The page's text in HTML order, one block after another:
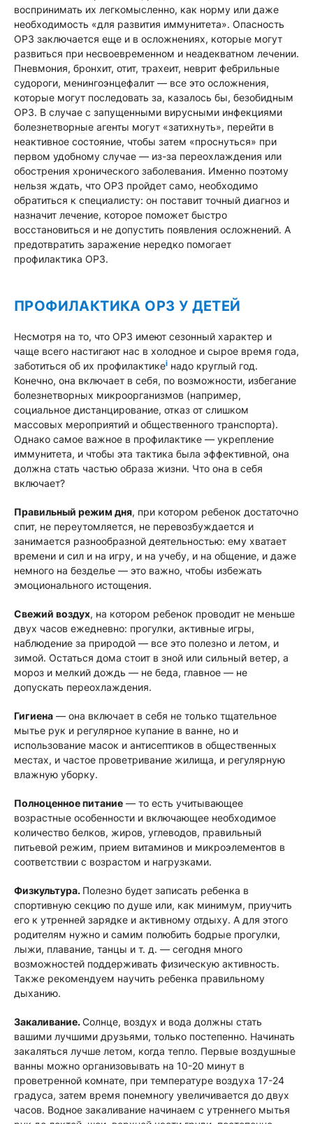
воспринимать их легкомысленно, как норму или даже
необходимость «для развития иммунитета». Опасность
ОРЗ заключается еще и в осложнениях, которые могут
развиться при несвоевременном и неадекватном лечении.
Пневмония, бронхит, отит, трахеит, неврит фебрильные
судороги, менингоэнцефалит — все это осложнения,
которые могут последовать за, казалось бы, безобидным
ОРЗ. В случае с запущенными вирусными инфекциями
болезнетворные агенты могут «затихнуть», перейти в
неактивное состояние, чтобы затем «проснуться» при
первом удобному случае — из-за переохлаждения или
обострения хронического заболевания. Именно поэтому
нельзя ждать, что ОРЗ пройдет само, необходимо
обратиться к специалисту: он поставит точный диагноз и
назначит лечение, которое поможет быстро
восстановиться и не допустить появления осложнений. А
предотвратить заражение нередко помогает
профилактика ОРЗ.
ПРОФИЛАКТИКА ОРЗ У ДЕТЕЙ
Несмотря на то, что ОРЗ имеют сезонный характер и
чаще всего настигают нас в холодное и сырое время года,
заботиться об их профилактикеi надо круглый год.
Конечно, она включает в себя, по возможности, избегание
болезнетворных микроорганизмов (например,
социальное дистанцирование, отказ от слишком
массовых мероприятий и общественного транспорта).
Однако самое важное в профилактике — укрепление
иммунитета, и чтобы эта тактика была эффективной, она
должна стать частью образа жизни. Что она в себя
включает?
Правильный режим дня, при котором ребенок достаточно
спит, не переутомляется, не перевозбуждается и
занимается разнообразной деятельностью: ему хватает
времени и сил и на игру, и на учебу, и на общение, и даже
немного на безделье — это важно, чтобы избежать
эмоционального истощения.
Свежий воздух, на котором ребенок проводит не меньше
двух часов ежедневно: прогулки, активные игры,
наблюдение за природой — все это полезно и летом, и
зимой. Остаться дома стоит в зной или сильный ветер, а
мороз и мелкий дождь — не беда, главное — не
допускать переохлаждения.
Гигиена — она включает в себя не только тщательное
мытье рук и регулярное купание в ванне, но и
использование масок и антисептиков в общественных
местах, и частое проветривание жилища, и регулярную
влажную уборку.
Полноценное питание — то есть учитывающее
возрастные особенности и включающее необходимое
количество белков, жиров, углеводов, правильный
питьевой режим, прием витаминов и микроэлементов в
соответствии с возрастом и нагрузками.
Физкультура. Полезно будет записать ребенка в
спортивную секцию по душе или, как минимум, приучить
его к утренней зарядке и активному отдыху. А для этого
родителям нужно и самим полюбить бодрые прогулки,
лыжи, плавание, танцы и т. д. — сегодня много
возможностей поддерживать физическую активность.
Также рекомендуем научить ребенка правильному
дыханию.
Закаливание.Cолнце, воздух и вода должны стать
вашими лучшими друзьями, только постепенно. Начинать
закаляться лучше летом, когда тепло. Первые воздушные
ванны можно организовывать на 10-20 минут в
проветренной комнате, при температуре воздуха 17-24
градуса, затем время понемногу увеличивается до двух
часов. Водное закаливание начинаем с утреннего мытья